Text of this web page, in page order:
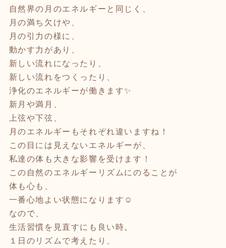
自然界の月のエネルギーと同じく、
月の満ち欠けや、
月の引力の様に、
動かす力があり、
新しい流れになったり、
新しい流れをつくったり、
浄化のエネルギーが働きます✨
新月や満月、
上弦や下弦、
月のエネルギーもそれぞれ違いますね！
この目には見えないエネルギーが、
私達の体も大きな影響を受けます！
この自然のエネルギーリズムにのることが
体も心も、
一番心地よい状態になります☺️
なので、
生活習慣を見直すにも良い時。
１日のリズムで考えたり、